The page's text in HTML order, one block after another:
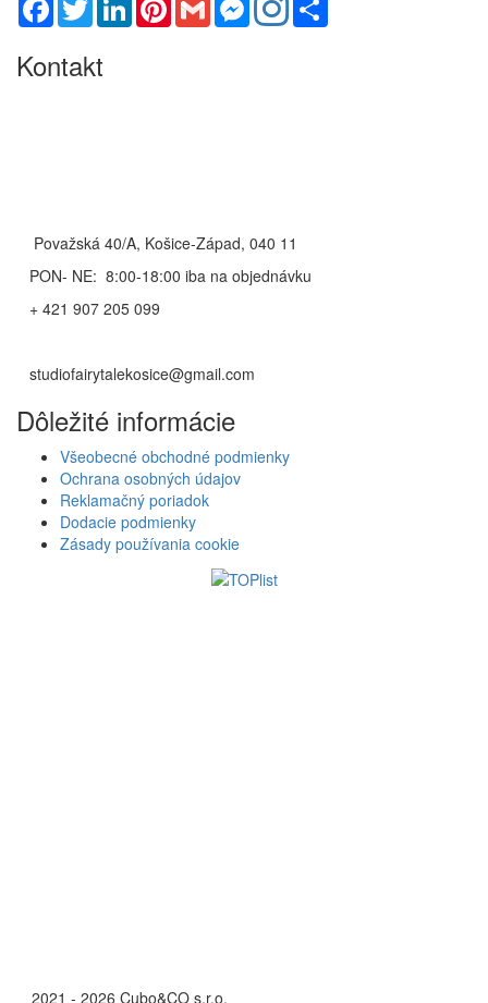
Kontakt
Považská 40/A, Košice-Západ, 040 11
PON- NE: 8:00-18:00 iba na objednávku
+ 421 907 205 099
studiofairytalekosice@gmail.com
Dôležité informácie
Všeobecné obchodné podmienky
Ochrana osobných údajov
Reklamačný poriadok
Dodacie podmienky
Zásady používania cookie
2021 - 2026 Cubo&CO s.r.o.